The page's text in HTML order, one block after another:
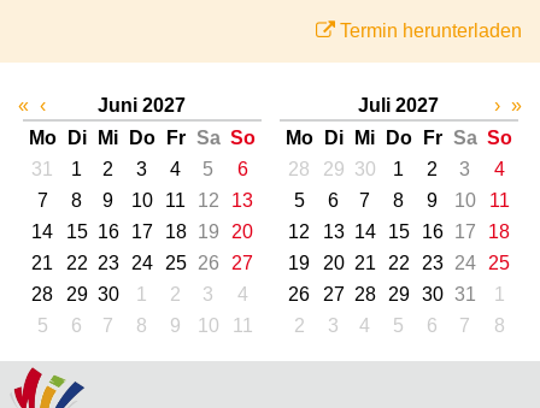
Termin herunterladen
« ‹
Juni 2027
Mo
Di Mi Do Fr Sa So
31
1 2 3 4 5
6
7
8 9 10 11 12
13
14
15 16 17 18 19
20
21
22 23 24 25 26
27
28
29 30 1 2 3
4
5
6 7 8 9 10 11
Juli 2027
Mo
Di Mi Do Fr Sa So
28
29 30 1 2 3
4
5
6 7 8 9 10
11
12
13 14 15 16 17
18
19
20 21 22 23 24
25
26
27 28 29 30 31
1
2
3 4 5 6 7 8
› »